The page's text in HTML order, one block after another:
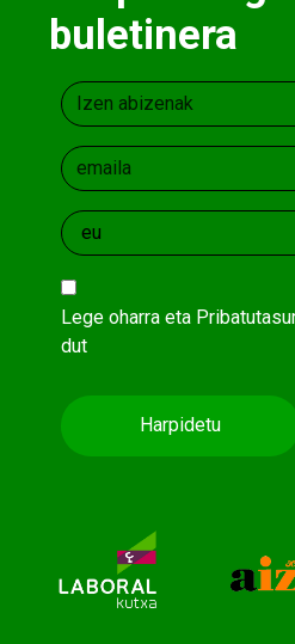
buletinera
Lege oharraeta
dut